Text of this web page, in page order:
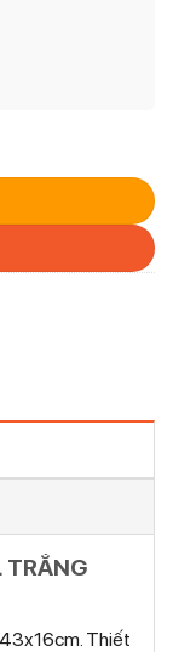
43x16cm số lượng
TRẮNG
43x16cm. Thiết